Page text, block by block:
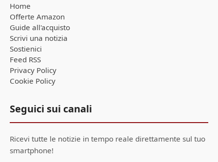
Home
Offerte Amazon
Guide all'acquisto
Scrivi una notizia
Sostienici
Feed RSS
Privacy Policy
Cookie Policy
Seguici sui canali
Ricevi tutte le notizie in tempo reale direttamente sul tuo
smartphone!